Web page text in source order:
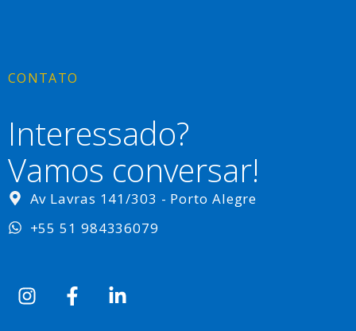
CONTATO
Interessado?
Vamos conversar!
Av Lavras 141/303 - Porto Alegre
+55 51 984336079